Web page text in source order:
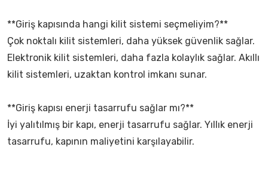
**Giriş kapısında hangi kilit sistemi seçmeliyim?**
Çok noktalı kilit sistemleri, daha yüksek güvenlik sağlar.
Elektronik kilit sistemleri, daha fazla kolaylık sağlar. Akıllı
kilit sistemleri, uzaktan kontrol imkanı sunar.
**Giriş kapısı enerji tasarrufu sağlar mı?**
İyi yalıtılmış bir kapı, enerji tasarrufu sağlar. Yıllık enerji
tasarrufu, kapının maliyetini karşılayabilir.